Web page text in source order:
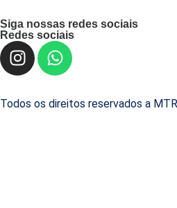
Siga nossas redes sociais
Redes sociais
Todos os direitos reservados a